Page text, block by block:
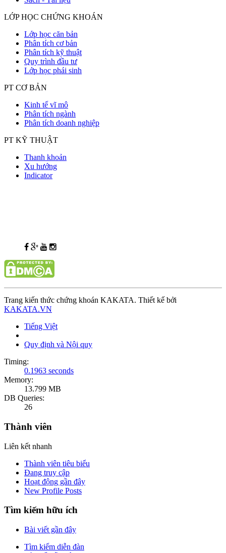
LỚP HỌC CHỨNG KHOÁN
Lớp học căn bản
Phân tích cơ bản
Phân tích kỹ thuật
Quy trình đầu tư
Lớp học phái sinh
PT CƠ BẢN
Kinh tế vĩ mô
Phân tích ngành
Phân tích doanh nghiệp
PT KỸ THUẬT
Thanh khoản
Xu hướng
Indicator
Trang kiến thức chứng khoán KAKATA. Thiết kế bởi
KAKATA.VN
Tiếng Việt
Quy định và Nội quy
Timing:
0.1963 seconds
Memory:
13.799 MB
DB Queries:
26
Thành viên
Liên kết nhanh
Thành viên tiêu biểu
Đang truy cập
Hoạt động gần đây
New Profile Posts
Tìm kiếm hữu ích
Bài viết gần đây
Tìm kiếm diễn đàn